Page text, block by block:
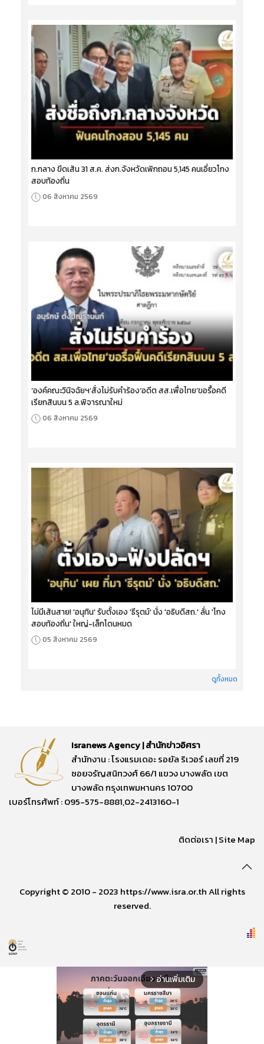
ก.กลาง ขีดเส้น 31 ส.ค. ส่งก.จังหวัดเพิกถอน 5,145 คนเอี่ยวโกง
สอบท้องถิ่น
06 สิงหาคม 2569
‘องค์คณะวินิจฉัยฯ’สั่งไม่รับคำร้อง‘อดีต สส.เพื่อไทย’ขอรื้อคดี
เรียกสินบน 5 ล.พิจารณาใหม่
06 สิงหาคม 2569
ไม่มีเส้นสาย! 'อนุทิน' รับตั้งเอง 'ธีรุตม์' นั่ง 'อธิบดีสถ.' ลั่น 'โกง
สอบท้องถิ่น' ใหญ่-เล็กโดนหมด
05 สิงหาคม 2569
ดูทั้งหมด
Isranews Agency | สำนักข่าวอิศรา
สำนักงาน : โรงแรมเดอะ รอยัล ริเวอร์ เลขที่ 219
ซอยจรัญสนิทวงศ์ 66/1 แขวง บางพลัด เขต
บางพลัด กรุงเทพมหานคร 10700
เบอร์โทรศัพท์ : 095-575-8881,02-2413160-1
ติดต่อเรา |Site Map
Copyright © 2010 - 2023 https://www.isra.or.th All rights
reserved.
arrow_forward_ios อ่านเพิ่มเติม